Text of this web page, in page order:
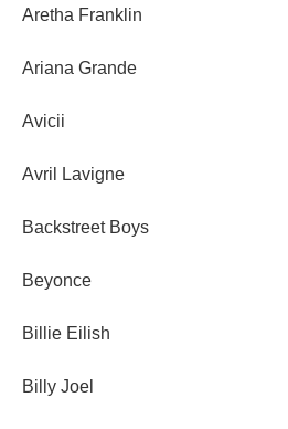
Aretha Franklin
Ariana Grande
Avicii
Avril Lavigne
Backstreet Boys
Beyonce
Billie Eilish
Billy Joel